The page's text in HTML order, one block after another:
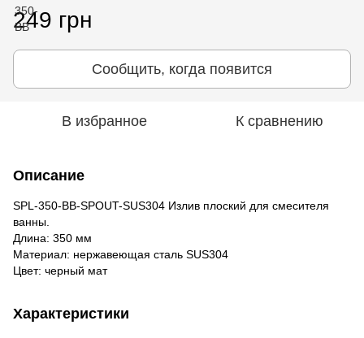
249 грн
Сообщить, когда появится
В избранное К сравнению
Описание
SPL-350-BB-SPOUT-SUS304 Излив плоский для смесителя
ванны.
Длина: 350 мм
Материал: нержавеющая сталь SUS304
Цвет: черный мат
Характеристики